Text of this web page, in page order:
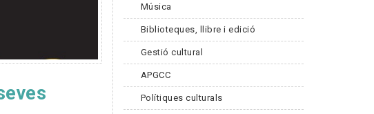
Música
Biblioteques, llibre i edició
Gestió cultural
APGCC
Polítiques culturals